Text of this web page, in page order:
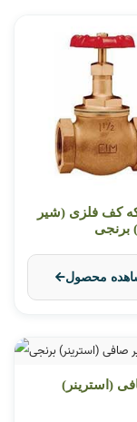
کف فلزی (شیر
برنجی
محصول
(استرینر)